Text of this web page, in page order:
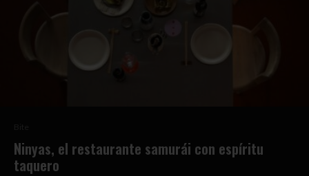
Ninyas, el restaurante samurái con espíritu
taquero